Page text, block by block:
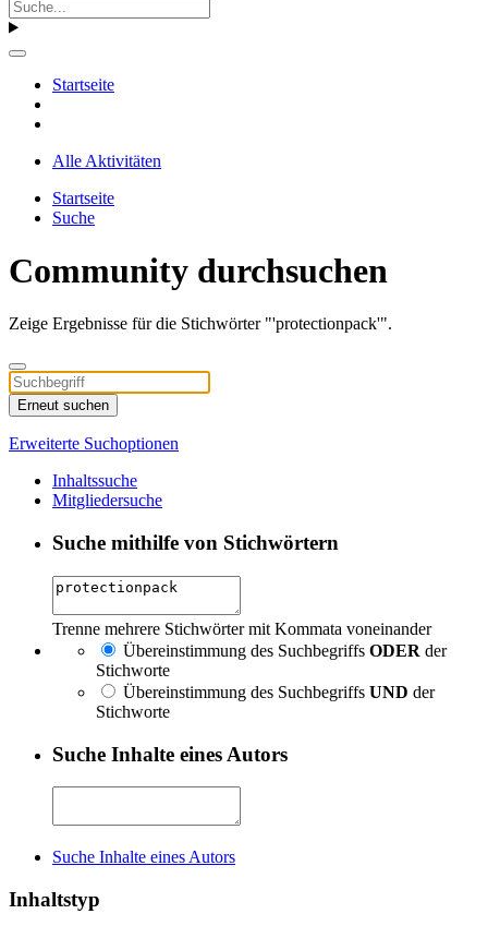
Startseite
Alle Aktivitäten
Startseite
Suche
Community durchsuchen
Zeige Ergebnisse für die Stichwörter "'protectionpack'".
Erneut suchen
Erweiterte Suchoptionen
Inhaltssuche
Mitgliedersuche
Suche mithilfe von Stichwörtern
Trenne mehrere Stichwörter mit Kommata voneinander
Übereinstimmung des Suchbegriffs ODER der
Stichworte
Übereinstimmung des Suchbegriffs UND der
Stichworte
Suche Inhalte eines Autors
Suche Inhalte eines Autors
Inhaltstyp